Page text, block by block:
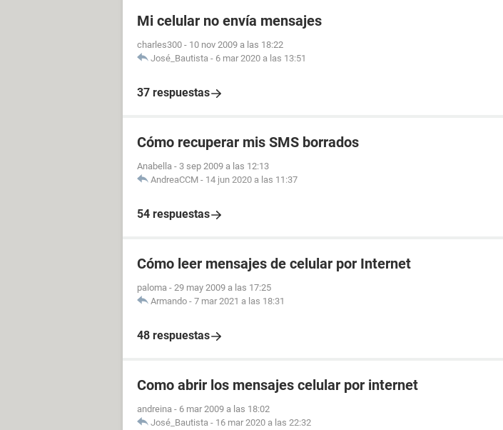
Mi celular no envía mensajes
charles300 - 10 nov 2009 a las 18:22
José_Bautista - 6 mar 2020 a las 13:51
37 respuestas
Cómo recuperar mis SMS borrados
Anabella - 3 sep 2009 a las 12:13
AndreaCCM - 14 jun 2020 a las 11:37
54 respuestas
Cómo leer mensajes de celular por Internet
paloma - 29 may 2009 a las 17:25
Armando - 7 mar 2021 a las 18:31
48 respuestas
Como abrir los mensajes celular por internet
andreina - 6 mar 2009 a las 18:02
José_Bautista - 16 mar 2020 a las 22:32